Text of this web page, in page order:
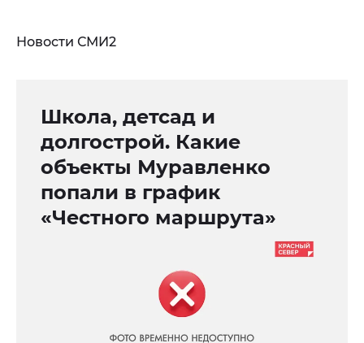
Новости СМИ2
Школа, детсад и
долгострой. Какие
объекты Муравленко
попали в график
«Честного маршрута»